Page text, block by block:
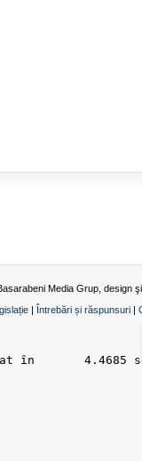
Media Grup, design
| Întrebări și răspunsuri |
randat în